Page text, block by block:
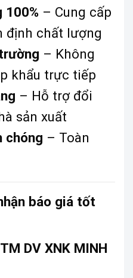
100% – Cung cấp
định chất lượng
– Không
khẩu trực tiếp
– Hỗ trợ đổi
sản xuất
chóng – Toàn
báo giá tốt
DV XNK MINH